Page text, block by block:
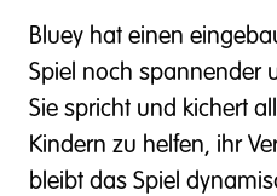
Bluey hat einen
Spiel noch spannender
Sie spricht und kichert
Kindern zu helfen, ihr
bleibt das Spiel